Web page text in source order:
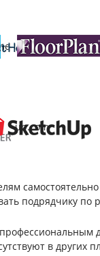
Floorplan 3d
подрядчику по
в других